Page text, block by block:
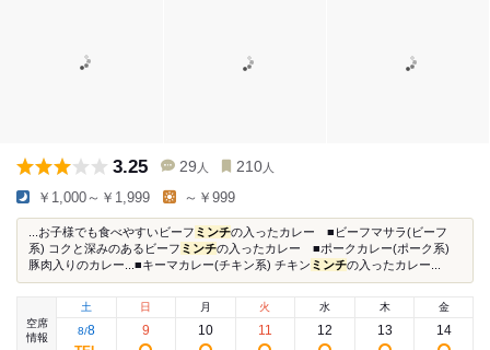
3.25 29 人 210 人
￥1,000～￥1,999 ～￥999
...お子様でも食べやすいビーフ ミンチの入ったカレー ■ビーフマサラ(ビーフ
系) コクと深みのあるビーフ ミンチの入ったカレー ■ポークカレー(ポーク系)
豚肉入りのカレー...■キーマカレー(チキン系) チキン ミンチの入ったカレー...
空席
情報
土
8/8
日
9
月
10
火
11
水
12
木
13
金
14